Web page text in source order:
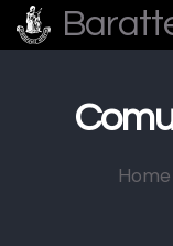
Home